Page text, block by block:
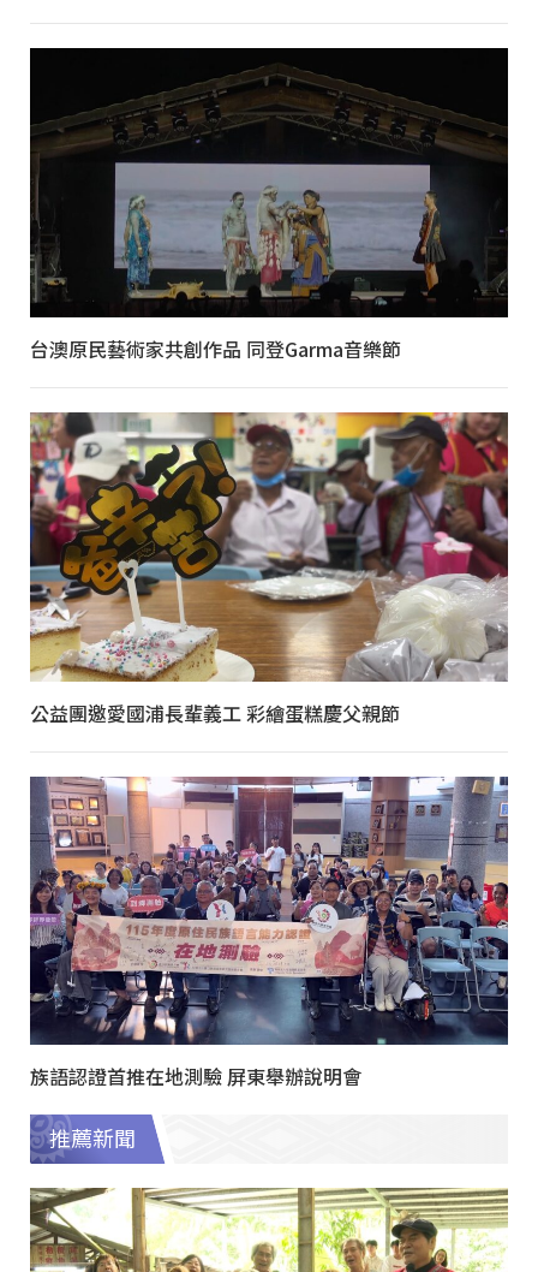
台澳原民藝術家共創作品 同登Garma音樂節
公益團邀愛國浦長輩義工 彩繪蛋糕慶父親節
族語認證首推在地測驗 屏東舉辦說明會
推薦新聞